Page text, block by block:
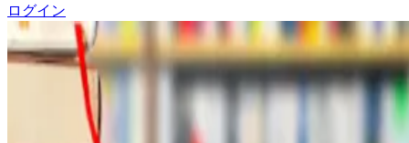
ログイン